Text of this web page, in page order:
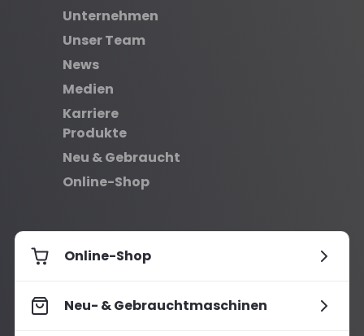
Unternehmen
Unser Team
News
Medien
Karriere
Produkte
Neu & Gebraucht
Online-Shop
Online-Shop
Neu- & Gebrauchtmaschinen